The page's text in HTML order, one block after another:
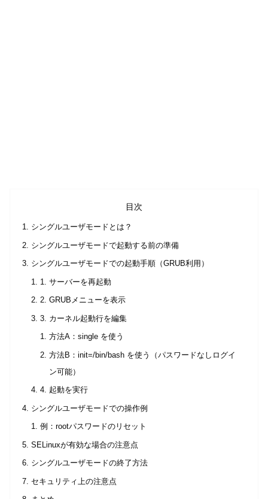
目次
シングルユーザモードとは？
シングルユーザモードで起動する前の準備
シングルユーザモードでの起動手順（GRUB利用）
1. サーバーを再起動
2. GRUBメニューを表示
3. カーネル起動行を編集
方法A：single を使う
方法B：init=/bin/bash を使う（パスワードなしログイ
ン可能）
4. 起動を実行
シングルユーザモードでの操作例
例：rootパスワードのリセット
SELinuxが有効な場合の注意点
シングルユーザモードの終了方法
セキュリティ上の注意点